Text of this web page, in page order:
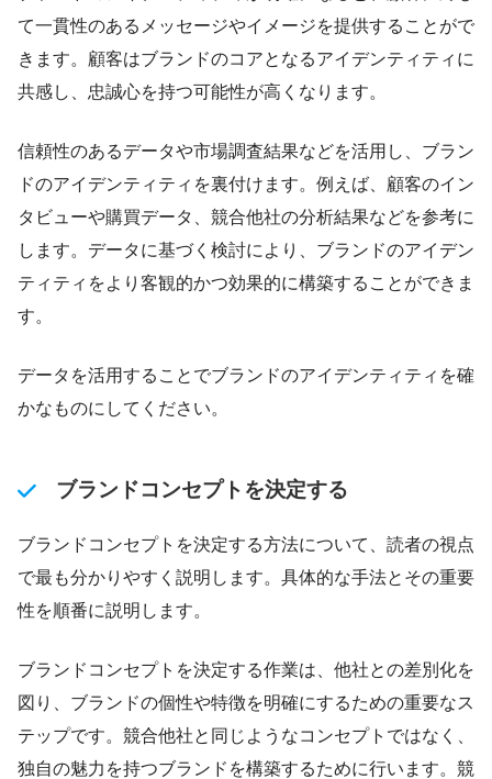
て一貫性のあるメッセージやイメージを提供することがで
きます。顧客はブランドのコアとなるアイデンティティに
共感し、忠誠心を持つ可能性が高くなります。
信頼性のあるデータや市場調査結果などを活用し、ブラン
ドのアイデンティティを裏付けます。例えば、顧客のイン
タビューや購買データ、競合他社の分析結果などを参考に
します。データに基づく検討により、ブランドのアイデン
ティティをより客観的かつ効果的に構築することができま
す。
データを活用することでブランドのアイデンティティを確
かなものにしてください。
ブランドコンセプトを決定する
ブランドコンセプトを決定する方法について、読者の視点
で最も分かりやすく説明します。具体的な手法とその重要
性を順番に説明します。
ブランドコンセプトを決定する作業は、他社との差別化を
図り、ブランドの個性や特徴を明確にするための重要なス
テップです。競合他社と同じようなコンセプトではなく、
独自の魅力を持つブランドを構築するために行います。競